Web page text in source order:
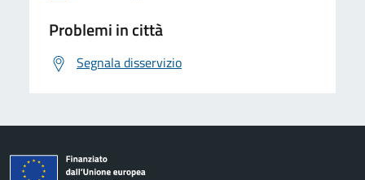
Problemi in città
Segnala disservizio